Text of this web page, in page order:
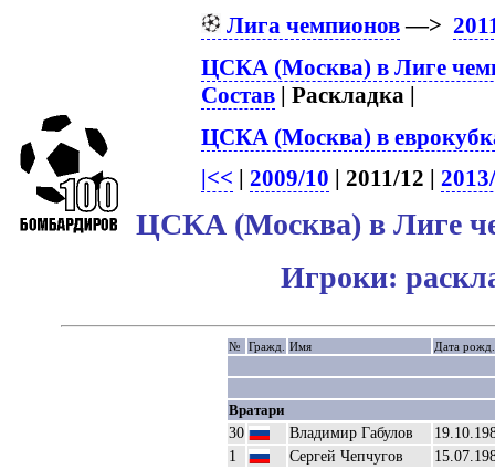
Лига чемпионов—>
ЦСКА (Москва) в Лиге
Состав | Раскладка |
ЦСКА (Москва) в
|<< | 2009/10 | 2011/12 |
ЦСКА (Москва) в Лиге
Игроки:
№ Гражд. Имя Дата рожд.
Вратари
30 Владимир Габулов
1
Сергей Чепчугов